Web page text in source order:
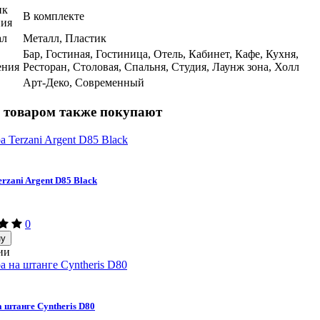
В комплекте
Металл, Пластик
Бар, Гостиная, Гостиница, Отель, Кабинет, Кафе, Кухня,
Ресторан, Столовая, Спальня, Студия, Лаунж зона, Холл
Арт-Деко, Современный
также покупают
Argent D85 Black
0
штанге Cyntheris D80